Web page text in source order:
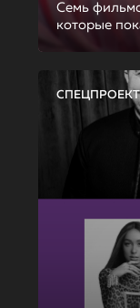
Семь
которые
СПЕЦПРОЕКТ